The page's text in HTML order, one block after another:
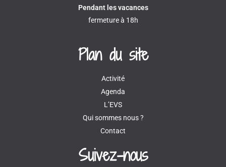
Pendant les vacances
fermeture à 18h
Plan du site
Activité
Agenda
L’EVS
Qui sommes nous ?
Contact
Suivez-nous